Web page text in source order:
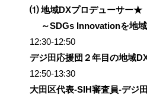
⑴ 地域DXプロデューサー★
～SDGs Innovationを地域
12:30-12:50
デジ田応援団２年目の地域
12:50-13:30
大田区代表-SIH審査員-デジ